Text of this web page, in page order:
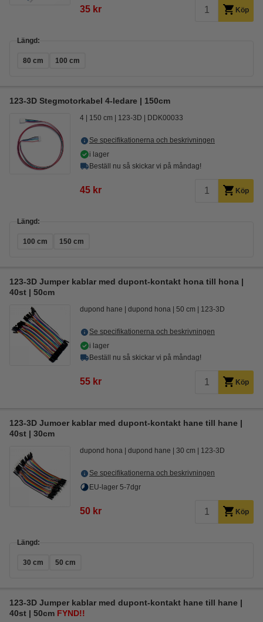
35 kr Köp
Längd:
80 cm 100 cm
123-3D Stegmotorkabel 4-ledare | 150cm
4 150 cm 123-3D DDK00033
Se specifikationerna och beskrivningen
i lager
Beställ nu så skickar vi på måndag!
45 kr Köp
Längd:
100 cm 150 cm
123-3D Jumper kablar med dupont-kontakt hona till hona |
40st | 50cm
dupond hane dupond hona 50 cm 123-3D
Se specifikationerna och beskrivningen
i lager
Beställ nu så skickar vi på måndag!
55 kr Köp
123-3D Jumoer kablar med dupont-kontakt hane till hane |
40st | 30cm
dupond hona dupond hane 30 cm 123-3D
Se specifikationerna och beskrivningen
EU-lager 5-7dgr
50 kr Köp
Längd:
30 cm 50 cm
123-3D Jumper kablar med dupont-kontakt hane till hane |
40st | 50cm FYND!!